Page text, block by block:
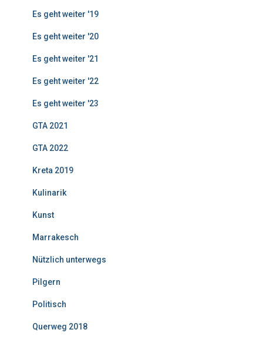
Es geht weiter '19
Es geht weiter '20
Es geht weiter '21
Es geht weiter '22
Es geht weiter '23
GTA 2021
GTA 2022
Kreta 2019
Kulinarik
Kunst
Marrakesch
Nützlich unterwegs
Pilgern
Politisch
Querweg 2018